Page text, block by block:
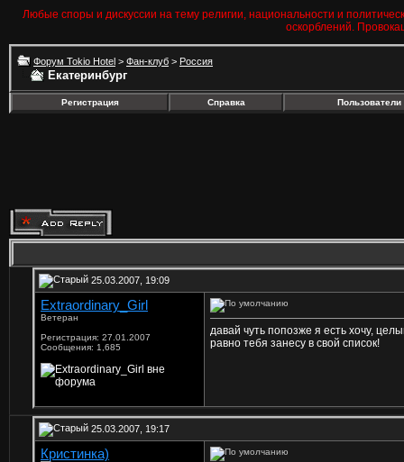
Любые споры и дискуссии на тему религии, национальности и
оскорблений.
Форум Tokio Hotel > Фан-клуб > Россия
Екатеринбург
Регистрация Справка Пользователи
25.03.2007, 19:09
Extraordinary_Girl
Ветеран
Регистрация: 27.01.2007
Сообщения: 1,685
давай чуть попозже я есть хочу,
равно тебя занесу в свой список!
25.03.2007, 19:17
Кристинка)